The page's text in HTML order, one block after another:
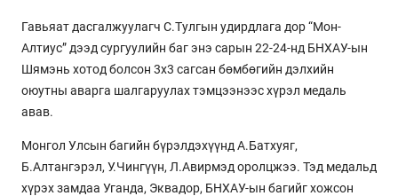
Гавьяат дасгалжуулагч С.Тулгын удирдлага дор “Мон-
Алтиус” дээд сургуулийн баг энэ сарын 22-24-нд БНХАУ-ын
Шямэнь хотод болсон 3х3 сагсан бөмбөгийн дэлхийн
оюутны аварга шалгаруулах тэмцээнээс хүрэл медаль
авав.
Монгол Улсын багийн бүрэлдэхүүнд А.Батхуяг,
Б.Алтангэрэл, У.Чингүүн, Л.Авирмэд оролцжээ. Тэд медальд
хүрэх замдаа Уганда, Эквадор, БНХАУ-ын багийг хожсон